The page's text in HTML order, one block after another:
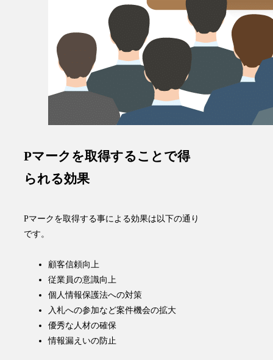
Pマークを取得することで得
られる効果
Pマークを取得する事による効果は以下の通り
です。
顧客信頼向上
従業員の意識向上
個人情報保護法への対策
入札への参加など案件機会の拡大
優秀な人材の確保
情報漏えいの防止